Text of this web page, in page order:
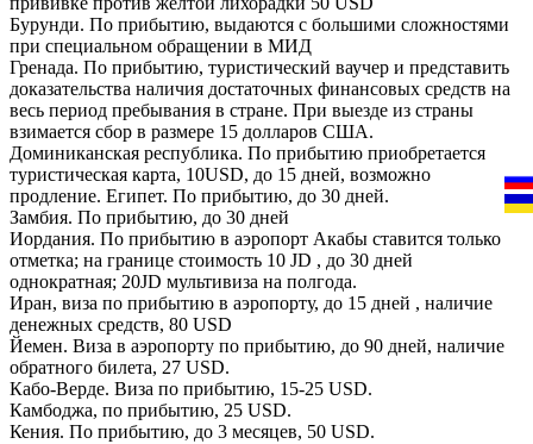
Бурунди. По прибытию, выдаются с большими сложностями
при специальном обращении в МИД
Гренада. По прибытию, туристический ваучер и представить
доказательства наличия достаточных финансовых средств на
весь период пребывания в стране. При выезде из страны
взимается сбор в размере 15 долларов США.
Доминиканская республика. По прибытию приобретается
туристическая карта, 10USD, до 15 дней, возможно
продление. Египет. По прибытию, до 30 дней.
Замбия. По прибытию, до 30 дней
Иордания. По прибытию в аэропорт Акабы ставится только
отметка; на границе стоимость 10 JD , до 30 дней
однократная; 20JD мультивиза на полгода.
Иран, виза по прибытию в аэропорту, до 15 дней , наличие
денежных средств, 80 USD
Йемен. Виза в аэропорту по прибытию, до 90 дней, наличие
обратного билета, 27 USD.
Кабо-Верде. Виза по прибытию, 15-25 USD.
Камбоджа, по прибытию, 25 USD.
Кения. По прибытию, до 3 месяцев, 50 USD.